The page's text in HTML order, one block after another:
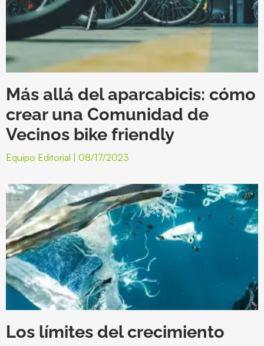
Más allá del aparcabicis: cómo
crear una Comunidad de
Vecinos bike friendly
Equipo Editorial 08/17/2023
Los límites del crecimiento